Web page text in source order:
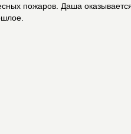
пожаров. Даша